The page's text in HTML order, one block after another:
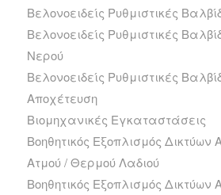
Βελονοειδείς Ρυθμιστικές
Βελονοειδείς Ρυθμιστικές
Νερού
Βελονοειδείς Ρυθμιστικές
Αποχέτευση
Βιομηχανικές Εγκαταστάσεις
Βοηθητικός Εξοπλισμός Δικτύων
Ατμού / Θερμού Λαδιού
Βοηθητικός Εξοπλισμός Δικτύων